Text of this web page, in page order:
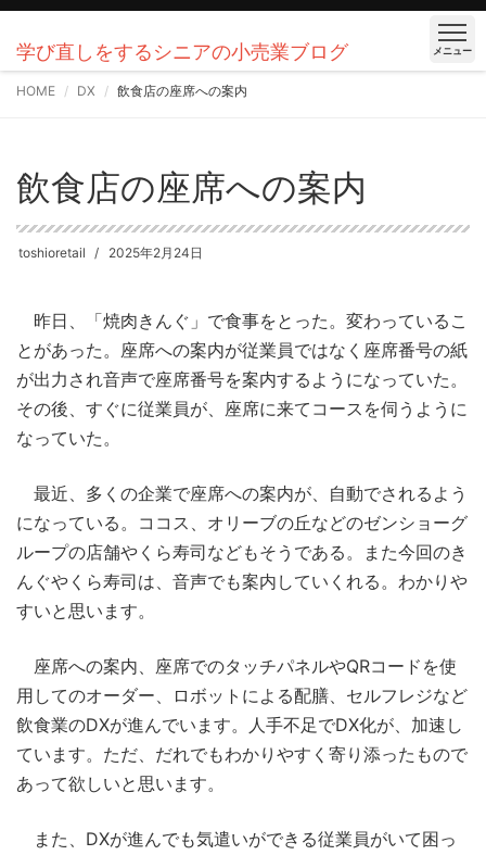
学び直しをするシニアの小売業ブログ メニュー
HOME DX 飲食店の座席への案内
飲食店の座席への案内
toshioretail 2025年2月24日
昨日、「焼肉きんぐ」で食事をとった。変わっているこ
とがあった。座席への案内が従業員ではなく座席番号の紙
が出力され音声で座席番号を案内するようになっていた。
その後、すぐに従業員が、座席に来てコースを伺うように
なっていた。
最近、多くの企業で座席への案内が、自動でされるよう
になっている。ココス、オリーブの丘などのゼンショーグ
ループの店舗やくら寿司などもそうである。また今回のき
んぐやくら寿司は、音声でも案内していくれる。わかりや
すいと思います。
座席への案内、座席でのタッチパネルやQRコードを使
用してのオーダー、ロボットによる配膳、セルフレジなど
飲食業のDXが進んでいます。人手不足でDX化が、加速し
ています。ただ、だれでもわかりやすく寄り添ったもので
あって欲しいと思います。
また、DXが進んでも気遣いができる従業員がいて困っ